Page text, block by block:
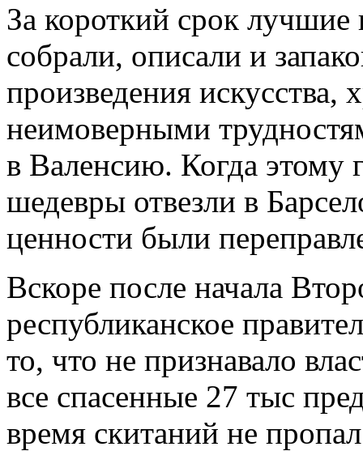
За короткий срок
собрали, описали и
произведения
неимоверными
в Валенсию. Когда этому
шедевры отвезли в
ценности были
Вскоре после начала
республиканское
то, что не признавало
все спасенные 27 тыс
время скитаний не